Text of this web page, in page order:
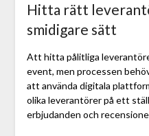
Hitta rätt
smidigare sätt
Att hitta pålitliga
event, men processen
att använda digitala
olika leverantörer på ett
erbjudanden och